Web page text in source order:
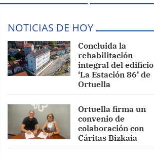
NOTICIAS DE HOY
Concluida la
rehabilitación
integral del edificio
‘La Estación 86’ de
Ortuella
Ortuella firma un
convenio de
colaboración con
Cáritas Bizkaia